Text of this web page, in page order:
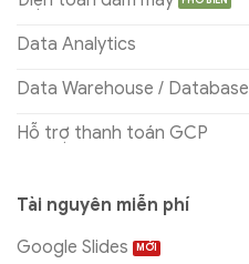
Data Analytics
Data Warehouse / Database
Hỗ trợ thanh toán GCP
Tài nguyên miễn phí
Google Slides